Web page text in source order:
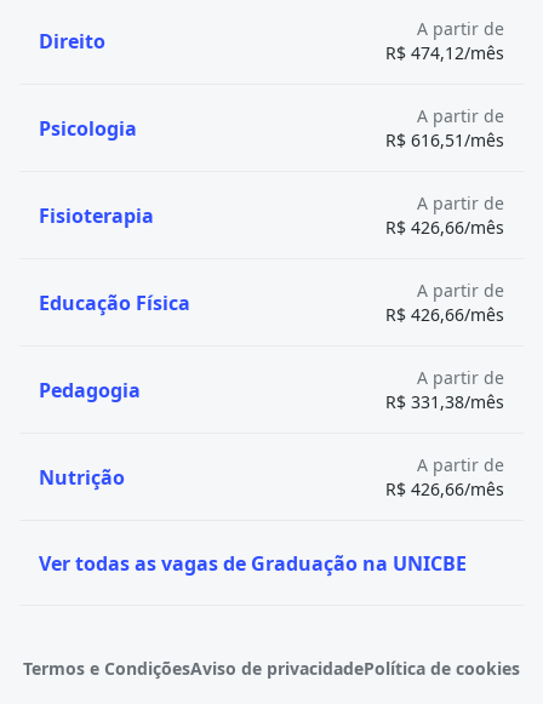
Direito
A partir de
R$ 474,12/mês
Psicologia
A partir de
R$ 616,51/mês
Fisioterapia
A partir de
R$ 426,66/mês
Educação Física
A partir de
R$ 426,66/mês
Pedagogia
A partir de
R$ 331,38/mês
Nutrição
A partir de
R$ 426,66/mês
Ver todas as vagas de Graduação na UNICBE
Termos e CondiçõesAviso de privacidadePolítica de cookies